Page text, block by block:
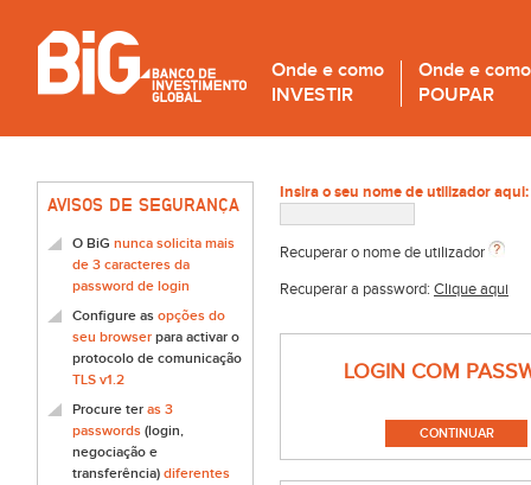
Onde e como
INVESTIR
Onde e como
POUPAR
AVISOS DE SEGURANÇA
O BiG nunca solicita mais
de 3 caracteres da
password de login
Configure as opções do
seu browser para activar o
protocolo de comunicação
TLS v1.2
Procure ter as 3
passwords (login,
negociação e
transferência) diferentes
Insira o seu nome de utilizador aqui:
Recuperar o nome de utilizador
Recuperar a password: Clique aqui
LOGIN COM